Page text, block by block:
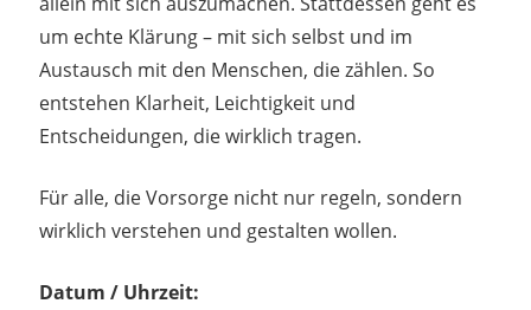
um echte Klärung – mit sich selbst und im
Austausch mit den Menschen, die zählen. So
entstehen Klarheit, Leichtigkeit und
Entscheidungen, die wirklich tragen.
Für alle, die Vorsorge nicht nur regeln, sondern
wirklich verstehen und gestalten wollen.
Datum / Uhrzeit: